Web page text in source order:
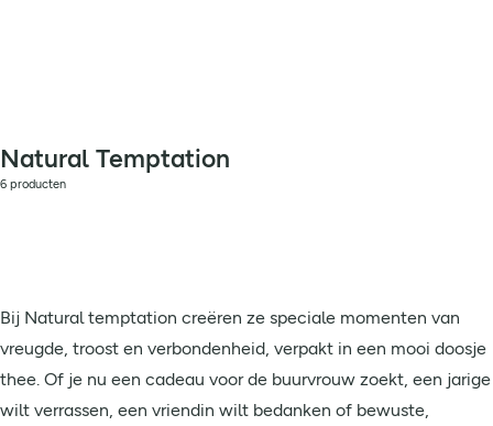
Natural Temptation
6 producten
Bij Natural temptation creëren ze speciale momenten van
vreugde, troost en verbondenheid, verpakt in een mooi doosje
thee. Of je nu een cadeau voor de buurvrouw zoekt, een jarige
wilt verrassen, een vriendin wilt bedanken of bewuste,